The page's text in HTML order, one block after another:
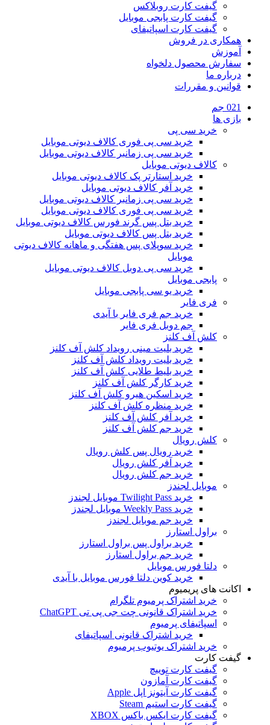
گیفت کارت روبلاکس
گیفت کارت پابجی موبایل
گیفت کارت اسپاتیفای
همکاری در فروش
آموزش
سفارش محصول دلخواه
درباره ما
قوانین و مقررات
021 جم
بازی ها
خرید سی پی
خرید سی پی فوری کالاف دیوتی موبایل
خرید سی پی زمانبر کالاف دیوتی موبایل
کالاف دیوتی موبایل
خرید استارتر پک کالاف دیوتی موبایل
خرید آفر کالاف دیوتی موبایل
خرید سی پی زمانبر کالاف دیوتی موبایل
خرید سی پی فوری کالاف دیوتی موبایل
خرید بتل پس گرند فورس کالاف دیوتی موبایل
خرید بتل پس کالاف دیوتی موبایل
خرید سوپلای پس هفتگی و ماهانه کالاف دیوتی
موبایل
خرید سی پی دوبل کالاف دیوتی موبایل
پابجی موبایل
خرید یو سی پابجی موبایل
فری فایر
خرید جم فری فایر با آیدی
جم دوبل فری فایر
کلش آف کلنز
خرید بلیت مینی رویداد کلش آف کلنز
خرید بلیت رویداد کلش آف کلنز
خرید بلیط طلایی کلش آف کلنز
خرید کارگر کلش آف کلنز
خرید اسکین هیرو کلش آف کلنز
خرید منظره کلش آف کلنز
خرید آفر کلش آف کلنز
خرید جم کلش آف کلنز
کلش رویال
خرید رویال پس کلش رویال
خرید آفر کلش رویال
خرید جم کلش رویال
موبایل لجندز
خرید Twilight Pass موبایل لجندز
خرید Weekly Pass موبایل لجندز
خرید جم موبایل لجندز
براول استارز
خرید براول پس براول استارز
خرید جم براول استارز
دلتا فورس موبایل
خرید کوین دلتا فورس موبایل با آیدی
اکانت های پریمیوم
خرید اشتراک پرمیوم تلگرام
خرید اشتراک قانونی چت جی پی تی ChatGPT
اسپاتیفای پرمیوم
خرید اشتراک قانونی اسپاتیفای
خرید اشتراک یوتیوب پرمیوم
گیفت کارت
گیفت کارت توییچ
گیفت کارت آمازون
گیفت کارت آیتونز اپل Apple
گیفت کارت استیم Steam
گیفت کارت ایکس باکس XBOX